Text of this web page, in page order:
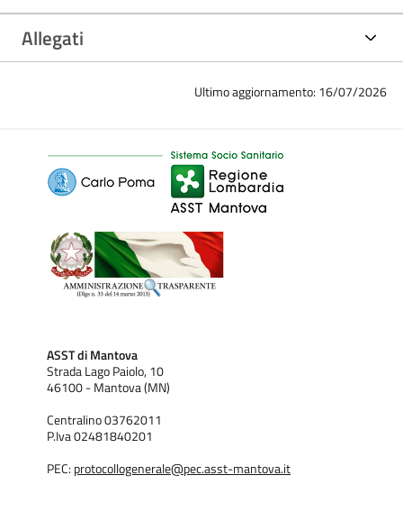
Allegati
Ultimo aggiornamento: 16/07/2026
ASST di Mantova
Strada Lago Paiolo, 10
46100 - Mantova (MN)
Centralino 03762011
P.Iva 02481840201
PEC: protocollogenerale@pec.asst-mantova.it